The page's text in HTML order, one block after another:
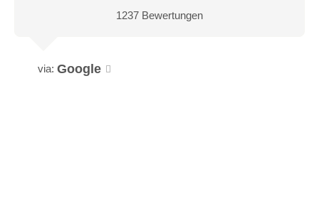
1237 Bewertungen
via: Google